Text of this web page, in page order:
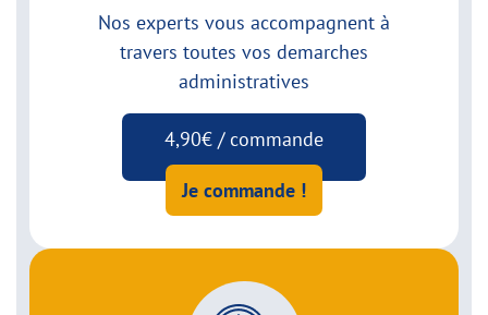
Nos experts vous accompagnent à
travers toutes vos demarches
administratives
4,90€ / commande
Je commande !